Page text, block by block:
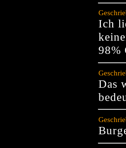
Ich
98%
Das